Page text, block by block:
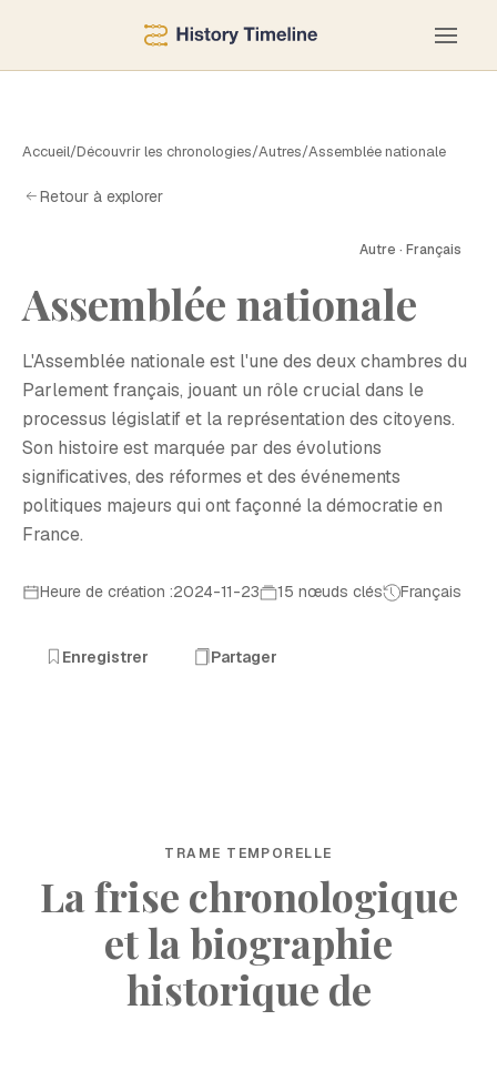
Accueil/Découvrir les chronologies/Autres/Assemblée nationale
Retour à explorer
Autre · Français
Assemblée nationale
L'Assemblée nationale est l'une des deux chambres du
Parlement français, jouant un rôle crucial dans le
processus législatif et la représentation des citoyens.
Son histoire est marquée par des évolutions
significatives, des réformes et des événements
politiques majeurs qui ont façonné la démocratie en
France.
Heure de création :2024-11-23 15 nœuds clés Français
Enregistrer Partager
TRAME TEMPORELLE
La frise chronologique
et la biographie
historique de